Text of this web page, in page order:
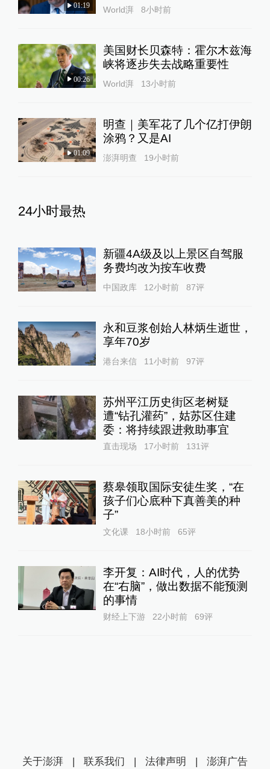
01:19 World湃 8小时前
00:26
美国财长贝森特：霍尔木兹海
峡将逐步失去战略重要性
World湃 13小时前
01:09
明查｜美军花了几个亿打伊朗
涂鸦？又是AI
澎湃明查 19小时前
24小时最热
新疆4A级及以上景区自驾服
务费均改为按车收费
中国政库 12小时前 87评
永和豆浆创始人林炳生逝世，
享年70岁
港台来信 11小时前 97评
苏州平江历史街区老树疑
遭“钻孔灌药”，姑苏区住建
委：将持续跟进救助事宜
直击现场 17小时前 131评
蔡皋领取国际安徒生奖，“在
孩子们心底种下真善美的种
子”
文化课 18小时前 65评
李开复：AI时代，人的优势
在“右脑”，做出数据不能预测
的事情
财经上下游 22小时前 69评
关于澎湃 | 联系我们 | 法律声明 | 澎湃广告